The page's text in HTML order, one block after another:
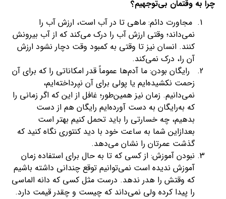
چرا به وقتمان بی‌توجهیم؟
مجاورت دائم: ماهی تا در آب است، ارزش آب را
نمی‌داند؛ وقتی ارزش آب را درک می‌کند که از آب بیرونش
کنند. انسان نیز تا وقتی به کمبود وقت دچار نشود ارزش
آن را، درک نمی‌کند.
رایگان بودن: ما آدم‌ها عموماً قدر امکاناتی را که برای آن
زحمت نکشیده‌ایم یا پولی برای آن نپرداخته‌ایم،
نمی‌دانیم. زمان نیز همین‌طور؛ غافل از این که اگر زمانی را
که به‌رایگان به دست آورده‌ایم رایگان هم از دست
بدهیم، چه خسارتی را باید تحمل کنیم بهتر است
بعدازاین شما به ساعت خود با دید کنتوری نگاه کنید که
گذشت عمرتان را نشان می‌دهد.
نبودن آموزش: از کسی که تا به حال برای استفاده زمان
آموزش ندیده است نمی‌توانیم توقع چندانی داشته باشیم
که وقتش را هدر ندهد. درست مثل کسی که دانه الماسی
را پیدا کرده ولی نمی‌داند که چیست و چقدر قیمت دارد.